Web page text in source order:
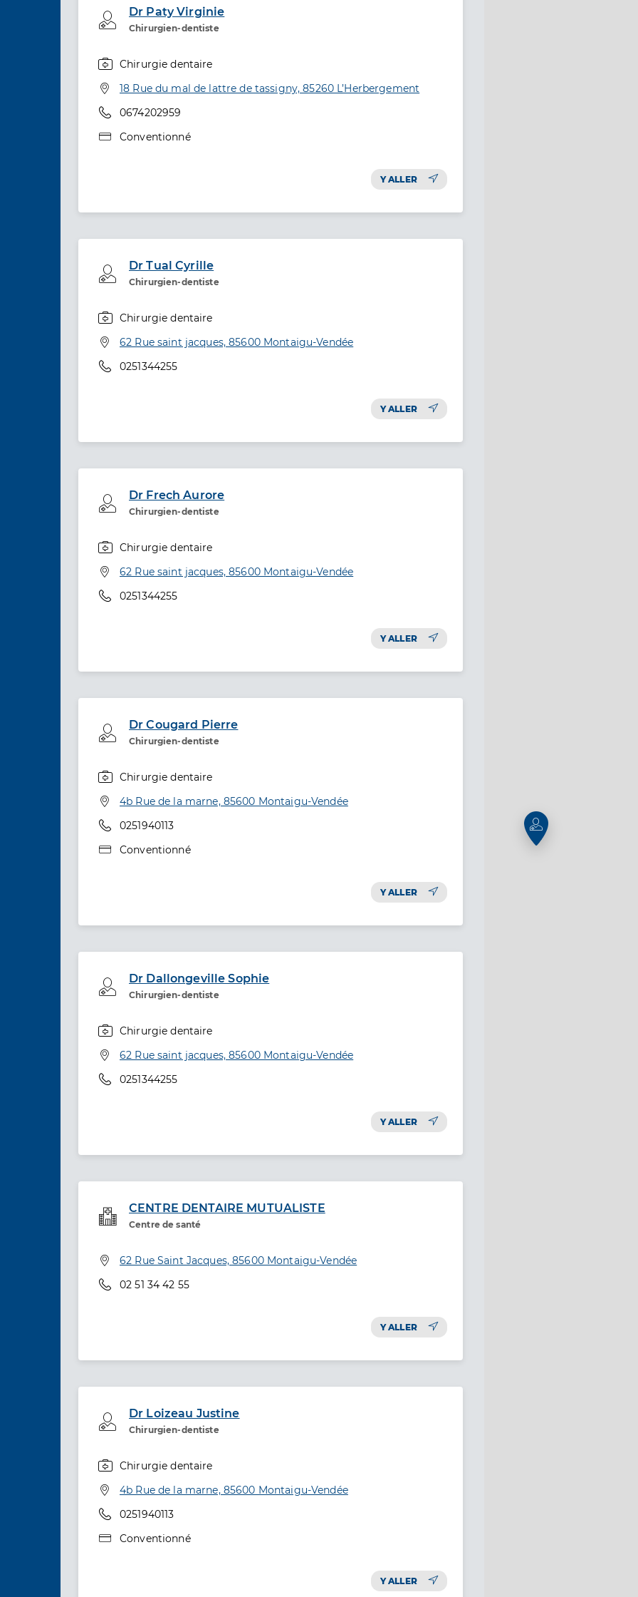
Dr Paty Virginie
Chirurgien-dentiste
Professionel de santé
Chirurgie dentaire
Adresse
18 Rue du mal de lattre de tassigny, 85260 L’Herbergement
Téléphone
0674202959
Type de convention
Conventionné
Y ALLER
Dr Tual Cyrille
Chirurgien-dentiste
Professionel de santé
Chirurgie dentaire
Adresse
62 Rue saint jacques, 85600 Montaigu-Vendée
Téléphone
0251344255
Y ALLER
Dr Frech Aurore
Chirurgien-dentiste
Professionel de santé
Chirurgie dentaire
Adresse
62 Rue saint jacques, 85600 Montaigu-Vendée
Téléphone
0251344255
Y ALLER
Dr Cougard Pierre
Chirurgien-dentiste
Professionel de santé
Chirurgie dentaire
Adresse
4b Rue de la marne, 85600 Montaigu-Vendée
Téléphone
0251940113
Type de convention
Conventionné
Y ALLER
Dr Dallongeville Sophie
Chirurgien-dentiste
Professionel de santé
Chirurgie dentaire
Adresse
62 Rue saint jacques, 85600 Montaigu-Vendée
Téléphone
0251344255
Y ALLER
CENTRE DENTAIRE MUTUALISTE
Centre de santé
Service de santé
Adresse
62 Rue Saint Jacques, 85600 Montaigu-Vendée
Téléphone
02 51 34 42 55
Y ALLER
Dr Loizeau Justine
Chirurgien-dentiste
Professionel de santé
Chirurgie dentaire
Adresse
4b Rue de la marne, 85600 Montaigu-Vendée
Téléphone
0251940113
Type de convention
Conventionné
Y ALLER